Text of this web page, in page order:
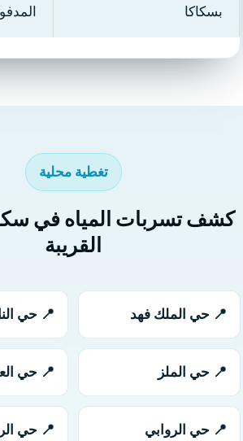
بسكاكا
تغطية محلية
كشف تسربات المياه في
القريبة
📍 حي الملك فهد 📍 حي
📍 حي الملز 📍 حي
📍 حي الروابي 📍 حي